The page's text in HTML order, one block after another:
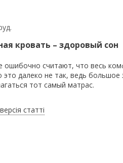
кровать – здоровый сон
ошибочно считают, что весь
это далеко не так, ведь
тот самый матрас.
статті